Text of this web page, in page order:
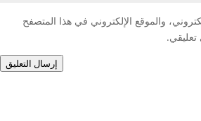
والموقع الإلكتروني في هذا المتصفح
تعليقي.
إرسال التعليق